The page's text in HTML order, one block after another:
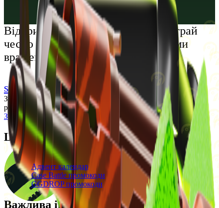
Українська
Відкрий світ преміальних розваг: грай
чесно та насолоджуйся унікальними
враженнями
support@cs-wiki.org
Заходячи на цей сайт, ви підтверджуєте, що виповнилося 18
років. Проблеми із азартними іграми?
Звернеться по допомогу
Щоденні бонуси
Свіжі промокоди
Адвент календар
Case Battle промокоди
GGDROP промокоди
Важлива інформація